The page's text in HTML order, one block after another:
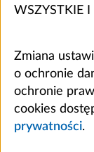
WSZYSTKIE I
Zmiana
o ochronie
ochronie
cookies
prywatności.